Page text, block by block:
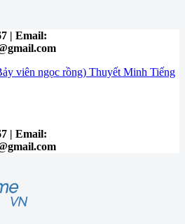
| Email:
viên ngọc rồng) Thuyết Minh Tiếng
| Email: